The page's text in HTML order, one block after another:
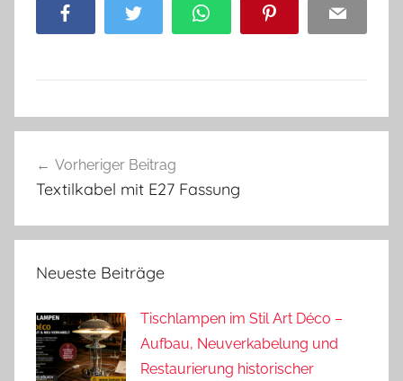
Facebook Twitter WhatsApp Pinterest Email
Vorheriger Beitrag
Textilkabel mit E27 Fassung
Neueste Beiträge
Tischlampen im Stil Art Déco –
Aufbau, Neuverkabelung und
Restaurierung historischer